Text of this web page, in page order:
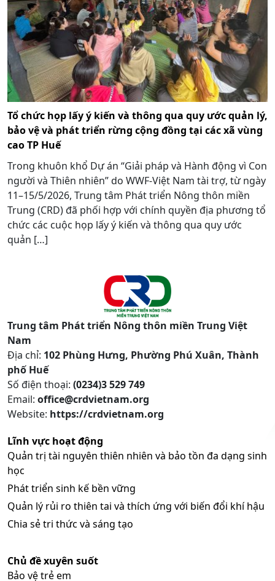
Tổ chức họp lấy ý kiến và thông qua quy ước quản lý,
bảo vệ và phát triển rừng cộng đồng tại các xã vùng
cao TP Huế
Trong khuôn khổ Dự án “Giải pháp và Hành động vì Con
người và Thiên nhiên” do WWF-Việt Nam tài trợ, từ ngày
11–15/5/2026, Trung tâm Phát triển Nông thôn miền
Trung (CRD) đã phối hợp với chính quyền địa phương tổ
chức các cuộc họp lấy ý kiến và thông qua quy ước
quản […]
Trung tâm Phát triển Nông thôn miền Trung Việt
Nam
Địa chỉ: 102 Phùng Hưng, Phường Phú Xuân, Thành
phố Huế
Số điện thoại: (0234)3 529 749
Email: office@crdvietnam.org
Website: https://crdvietnam.org
Lĩnh vực hoạt động
Quản trị tài nguyên thiên nhiên và bảo tồn đa dạng sinh
học
Phát triển sinh kế bền vững
Quản lý rủi ro thiên tai và thích ứng với biến đổi khí hậu
Chia sẻ tri thức và sáng tạo
Chủ đề xuyên suốt
Bảo vệ trẻ em